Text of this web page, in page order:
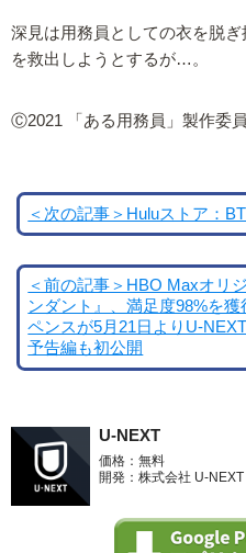
深見は用務員としての衣を脱
を救出しようとするが…。
Ⓒ2021 「ある用務員」製作委
＜次の記事＞Huluストア：
＜前の記事＞HBO Maxオリ
ンダント』、満足度98%を
ペンスが5月21日よりU-
予告編も初公開
U-NEXT
価格：無料
開発：株式会社 U-NEXT